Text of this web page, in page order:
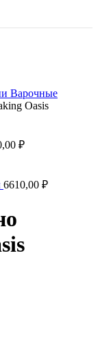
Варочные
Oasis
₽
6610,00 ₽